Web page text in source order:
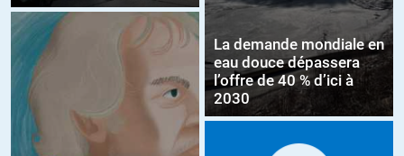
La demande mondiale en
eau douce dépassera
l’offre de 40 % d’ici à
2030